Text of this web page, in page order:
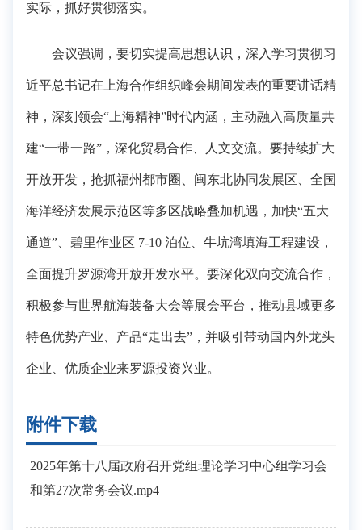
实际，抓好贯彻落实。
会议强调，要切实提高思想认识，深入学习贯彻习
近平总书记在上海合作组织峰会期间发表的重要讲话精
神，深刻领会“上海精神”时代内涵，主动融入高质量共
建“一带一路”，深化贸易合作、人文交流。要持续扩大
开放开发，抢抓福州都市圈、闽东北协同发展区、全国
海洋经济发展示范区等多区战略叠加机遇，加快“五大
通道”、碧里作业区 7-10 泊位、牛坑湾填海工程建设，
全面提升罗源湾开放开发水平。要深化双向交流合作，
积极参与世界航海装备大会等展会平台，推动县域更多
特色优势产业、产品“走出去”，并吸引带动国内外龙头
企业、优质企业来罗源投资兴业。
附件下载
2025年第十八届政府召开党组理论学习中心组学习会
和第27次常务会议.mp4